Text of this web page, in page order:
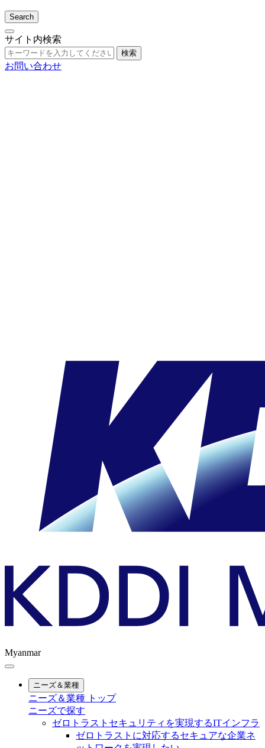
Search
サイト内検索
検索
お問い合わせ
Myanmar
ニーズ＆業種
ニーズ＆業種 トップ
ニーズで探す
ゼロトラストセキュリティを実現するITインフラ
ゼロトラストに対応するセキュアな企業ネ